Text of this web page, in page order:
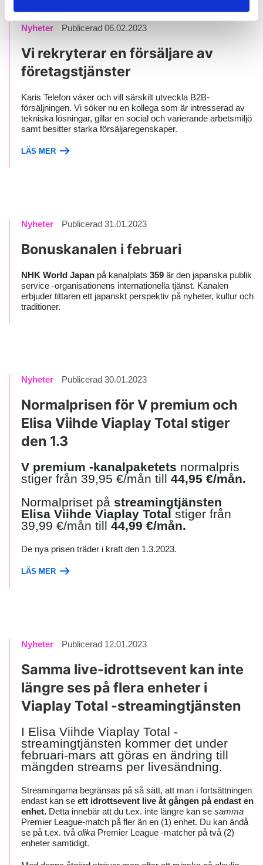
Nyheter Publicerad 06.02.2023
Vi rekryterar en försäljare av
företagstjänster
Karis Telefon växer och vill särskilt utveckla B2B-
försäljningen. Vi söker nu en kollega som är intresserad av
tekniska lösningar, gillar en social och varierande arbetsmiljö
samt besitter starka försäljaregenskaper.
LÄS MER
Nyheter Publicerad 31.01.2023
Bonuskanalen i februari
NHK World Japan på kanalplats 359 är den japanska publik
service -organisationens internationella tjänst. Kanalen
erbjuder tittaren ett japanskt perspektiv på nyheter, kultur och
traditioner.
Nyheter Publicerad 30.01.2023
Normalprisen för V premium och
Elisa Viihde Viaplay Total stiger
den 1.3
V premium -kanalpaketets normalpris
stiger från 39,95 €/mån till 44,95 €/mån.
Normalpriset på streamingtjänsten
Elisa Viihde Viaplay Total stiger från
39,99 €/mån till 44,99 €/mån.
De nya prisen träder i kraft den 1.3.2023.
LÄS MER
Nyheter Publicerad 12.01.2023
Samma live-idrottsevent kan inte
längre ses på flera enheter i
Viaplay Total -streamingtjänsten
I Elisa Viihde Viaplay Total -
streamingtjänsten kommer det under
februari-mars att göras en ändring till
mängden streams per livesändning.
Streamingarna begränsas på så sätt, att man i fortsättningen
endast kan se ett idrottsevent live åt gången på endast en
enhet. Detta innebär att du t.ex. inte längre kan se samma
Premier League-match på fler än en (1) enhet. Du kan ändå
se på t.ex. två olika Premier League -matcher på två (2)
enheter samtidigt.